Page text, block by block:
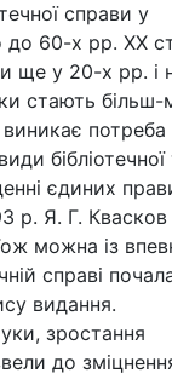
справи у
до 60-х рр. XX
ще у 20-х рр. і
стають
потреба
бібліотечної
єдиних
р. Я. Г. Квасков
можна із
справі
видання.
зростання
до